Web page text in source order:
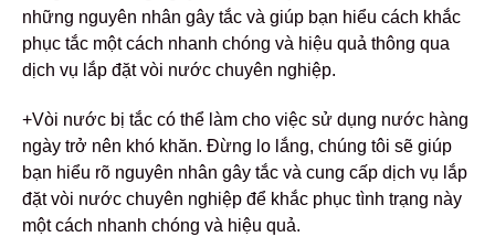
những nguyên nhân gây tắc và giúp bạn hiểu cách khắc
phục tắc một cách nhanh chóng và hiệu quả thông qua
dịch vụ lắp đặt vòi nước chuyên nghiệp.
+Vòi nước bị tắc có thể làm cho việc sử dụng nước hàng
ngày trở nên khó khăn. Đừng lo lắng, chúng tôi sẽ giúp
bạn hiểu rõ nguyên nhân gây tắc và cung cấp dịch vụ lắp
đặt vòi nước chuyên nghiệp để khắc phục tình trạng này
một cách nhanh chóng và hiệu quả.